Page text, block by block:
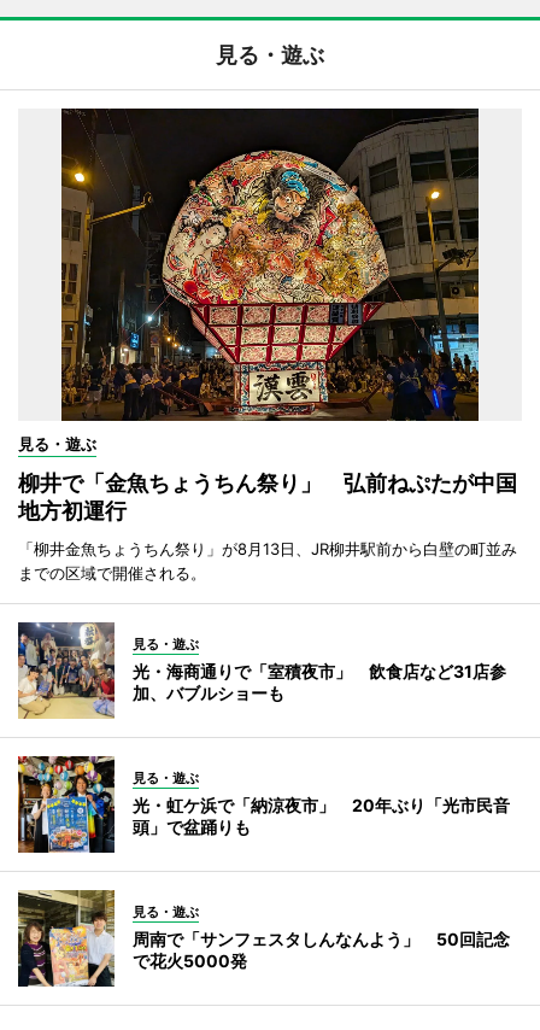
見る・遊ぶ
見る・遊ぶ
柳井で「金魚ちょうちん祭り」 弘前ねぷたが中国
地方初運行
「柳井金魚ちょうちん祭り」が8月13日、JR柳井駅前から白壁の町並み
までの区域で開催される。
見る・遊ぶ
光・海商通りで「室積夜市」 飲食店など31店参
加、バブルショーも
見る・遊ぶ
光・虹ケ浜で「納涼夜市」 20年ぶり「光市民音
頭」で盆踊りも
見る・遊ぶ
周南で「サンフェスタしんなんよう」 50回記念
で花火5000発